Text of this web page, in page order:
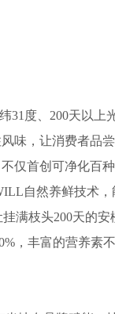
31度、200天以上
味，让消费者品尝
仅首创可净化百种
自然养鲜技术
满枝头200天的安
，丰富的营养素